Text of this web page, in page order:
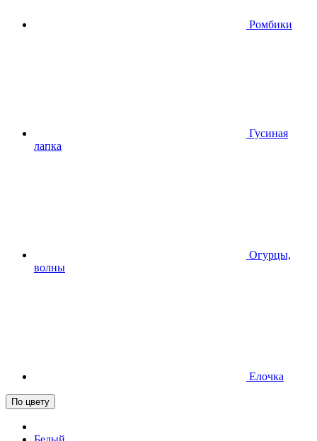
Ромбики
Гусиная
лапка
Огурцы,
волны
Елочка
По цвету